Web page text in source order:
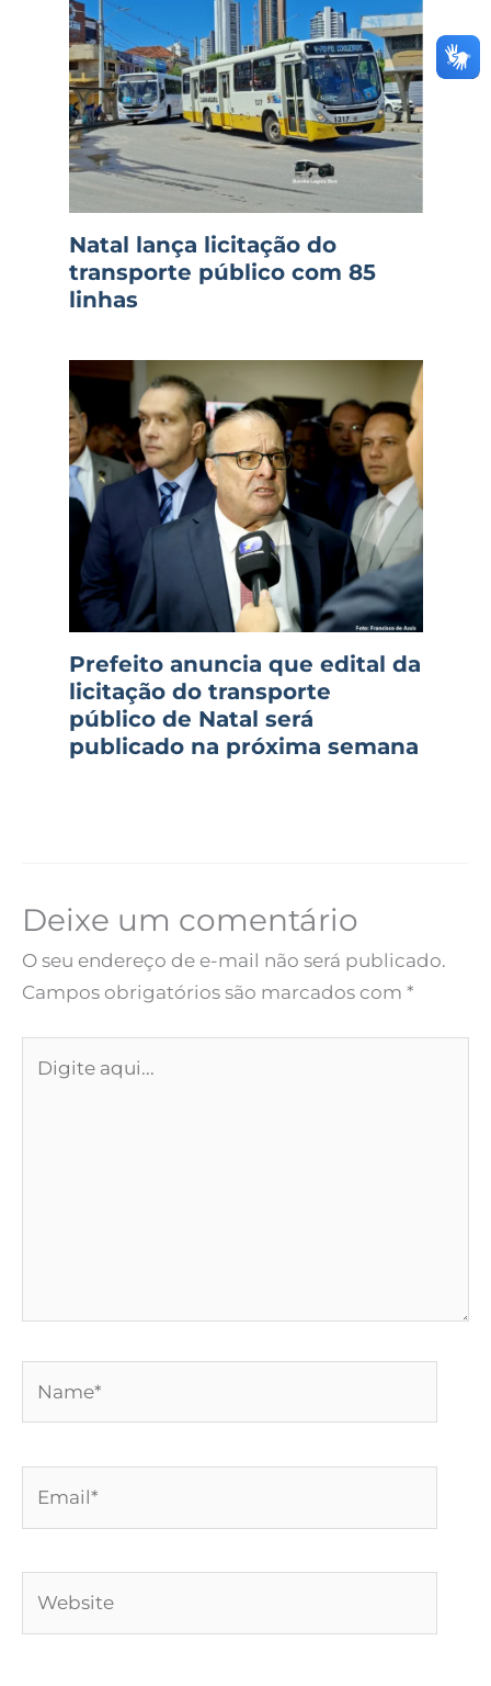
Natal lança licitação do
transporte público com 85
linhas
Prefeito anuncia que edital da
licitação do transporte
público de Natal será
publicado na próxima semana
Deixe um comentário
O seu endereço de e-mail não será publicado.
Campos obrigatórios são marcados com *
aqui...